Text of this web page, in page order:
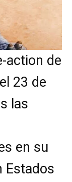
action de
23 de
las
en su
Estados